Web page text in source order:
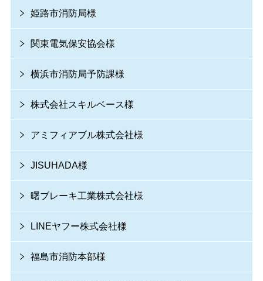
姫路市消防局様
関東電気保安協会様
横浜市消防局予防課様
株式会社スキルベース様
アミフィアブル株式会社様
JISUHADA様
曙ブレーキ工業株式会社様
LINEヤフー株式会社様
福島市消防本部様